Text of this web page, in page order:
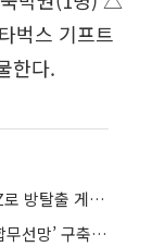
벅스 기프트
한다.
LG유플러스, ‘일상비일상의틈’에서 갤럭시Z로 방탈출 게임한다
LG유플러스, 서울 지하철 9호선에 ‘철도통합무선망’ 구축한다